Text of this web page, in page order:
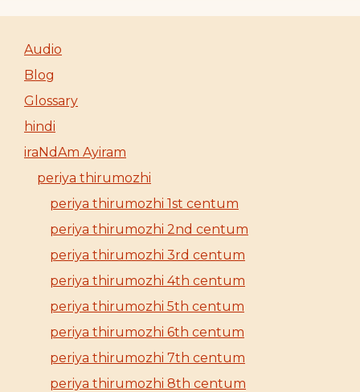
Audio
Blog
Glossary
hindi
iraNdAm Ayiram
periya thirumozhi
periya thirumozhi 1st centum
periya thirumozhi 2nd centum
periya thirumozhi 3rd centum
periya thirumozhi 4th centum
periya thirumozhi 5th centum
periya thirumozhi 6th centum
periya thirumozhi 7th centum
periya thirumozhi 8th centum